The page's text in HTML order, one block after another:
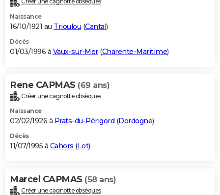
Naissance
16/10/1921 au Trioulou (Cantal)
Décès
01/03/1996 à Vaux-sur-Mer(Charente-Maritime)
Rene CAPMAS (69 ans)
Créer une cagnotte obsèques
Naissance
02/02/1926 à Prats-du-Périgord (Dordogne)
Décès
11/07/1995 à Cahors (Lot)
Marcel CAPMAS (58 ans)
Créer une cagnotte obsèques